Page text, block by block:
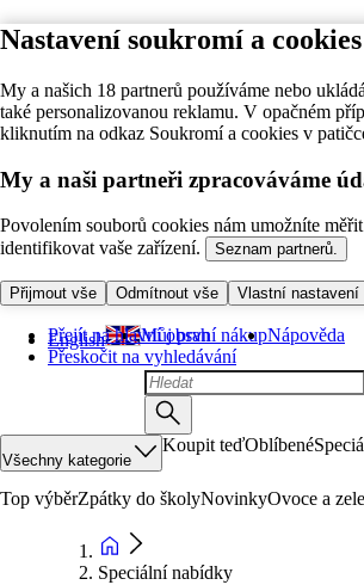
Nastavení soukromí a cookies
My a našich 18 partnerů používáme nebo
také personalizovanou reklamu. V opačném
kliknutím na odkaz Soukromí a cookies v
My a naši partneři zpracováváme
Povolením souborů cookies nám umožníte
identifikovat vaše zařízení.
Seznam partnerů.
Přijmout vše Odmítnout vše Vlastní nastavení
Přejít na hlavní obsah
Přeskočit na vyhledávání
English Můj první nákupNápověda
Všechny kategorie
Koupit teďOblíbené
Top výběrZpátky do školyNovinkyOvoce a
Speciální nabídky